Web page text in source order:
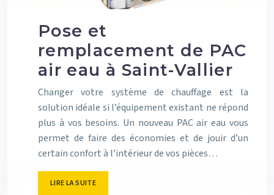
Pose et
remplacement de PAC
air eau à Saint-Vallier
Changer votre système de chauffage est la
solution idéale si l’équipement existant ne répond
plus à vos besoins. Un nouveau PAC air eau vous
permet de faire des économies et de jouir d’un
certain confort à l’intérieur de vos pièces…
LIRE LA SUITE